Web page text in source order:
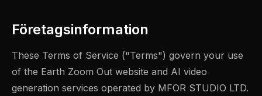
Företagsinformation
These Terms of Service ("Terms") govern your use
of the Earth Zoom Out website and AI video
generation services operated by MFOR STUDIO LTD.